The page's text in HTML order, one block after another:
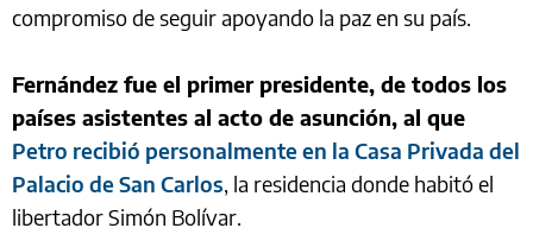
compromiso de seguir apoyando la paz en su país.
Fernández fue el primer presidente, de todos los
países asistentes al acto de asunción, al que
Petro recibió personalmente en la Casa Privada del
Palacio de San Carlos, la residencia donde habitó el
libertador Simón Bolívar.